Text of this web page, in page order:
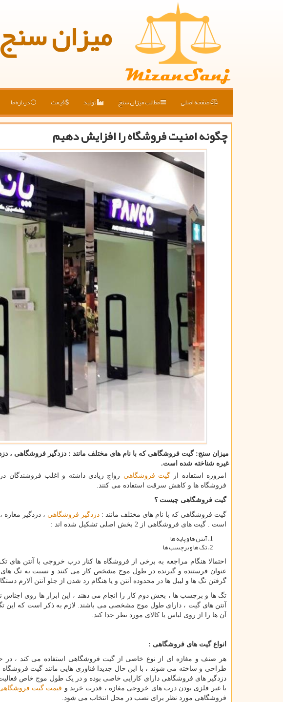
میزان سنج
صفحه اصلی مطالب میزان سنج تولید قیمت درباره ما
چگونه امنیت فروشگاه را افزایش دهیم
میزان سنج: گیت فروشگاهی كه با نام های مختلف مانند : دزدگیر فروشگاهی ،
غیره شناخته شده است.
امروزه استفاده از گیت فروشگاهی رواج زیادی داشته و اغلب فروشندگان
فروشگاه ها و کاهش سرقت استفاده می کنند.
گیت فروشگاهی چیست ؟
گیت فروشگاهی که با نام های مختلف مانند : دزدگیر فروشگاهی ، دزدگیر مغازه ،
است . گیت های فروشگاهی از 2 بخش اصلی تشکیل شده اند :
آنتن ها و پایه ها
تگ ها و برچسب ها
احتمالا هنگام مراجعه به برخی از فروشگاه ها کنار درب خروجی با آنتن های تک
عنوان فرستنده و گیرنده در طول موج مشخص کار می کنند و نسبت به تگ
گرفتن تگ ها و لیبل ها در محدوده آنتن و یا هنگام رد شدن از جلو آنتن آلارم
تگ ها و برچسب ها ، بخش دوم کار را انجام می دهند ، این ابزار ها روی
آنتن های گیت ، دارای طول موج مشخصی می باشند. لازم به ذکر است که این
آن ها را از روی لباس یا کالای مورد نظر جدا کند.
انواع گیت های فروشگاهی :
هر صنف و مغازه ای از نوع خاصی از گیت فروشگاهی استفاده می کند ،
طراحی و ساخته می شوند ، با این حال جدیدا فناوری هایی مانند گیت فروشگاه
دزدگیر های فروشگاهی دارای کارایی خاصی بوده و در یک طول موج خاص
یا غیر فلزی بودن درب های خروجی مغازه ، قدرت خرید و قیمت گیت
فروشگاهی مورد نظر برای نصب در محل انتخاب می شود.